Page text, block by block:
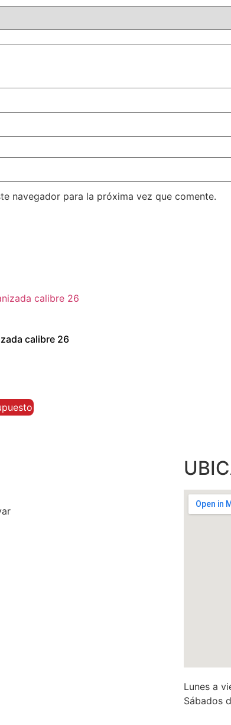
navegador para la próxima vez que comente.
calibre 26
Lunes a
Sábados